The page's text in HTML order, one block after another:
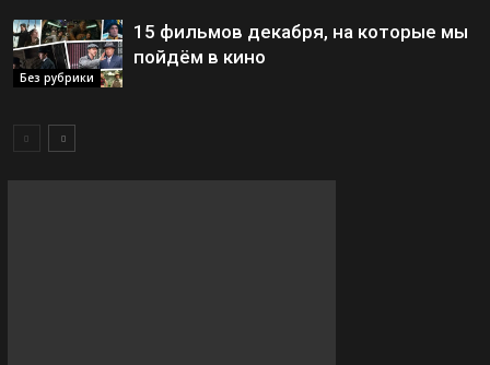
Без рубрики
15 фильмов декабря, на которые мы
пойдём в кино